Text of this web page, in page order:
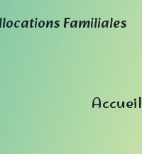
Familiales
Accueil